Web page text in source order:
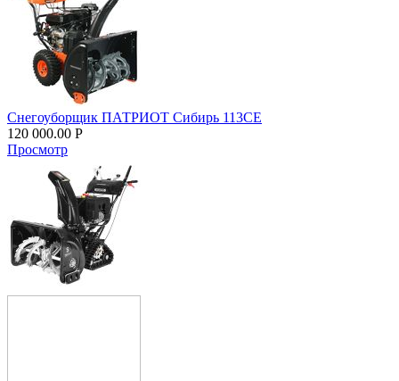
Снегоуборщик ПАТРИОТ Сибирь 113CЕ
120 000.00 Р
Просмотр